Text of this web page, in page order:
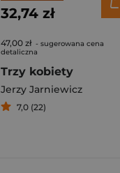
32,74 zł
47,00 zł - sugerowana cena
detaliczna
Trzy kobiety
Jerzy Jarniewicz
7,0 (22)